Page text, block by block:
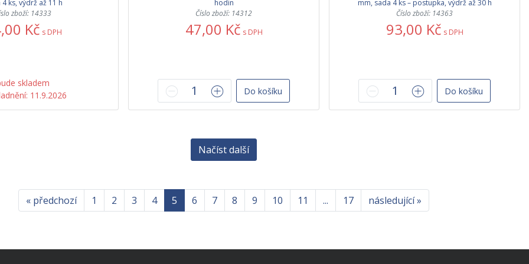
4 ks, výdrž až 11 h
zboží: 14333
Kč s DPH
skladem
11.9.2026
hodin
Číslo zboží: 14312
47,00 Kč s DPH
Do košíku
mm, sada 4 ks – postupka, výdrž až 30 h
Číslo zboží: 14363
93,00 Kč s DPH
Do košíku
Načíst další
« předchozí 1 2 3 4 5 6 7 8 9 10 11 ... 17 následující »